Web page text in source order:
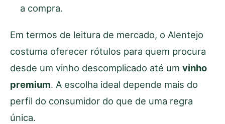
a compra.
Em termos de leitura de mercado, o Alentejo
costuma oferecer rótulos para quem procura
desde um vinho descomplicado até um vinho
premium. A escolha ideal depende mais do
perfil do consumidor do que de uma regra
única.